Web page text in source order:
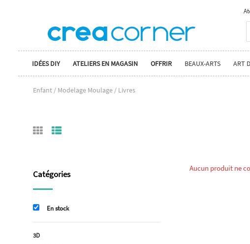
IDÉES DIY ATELIERS EN MAGASIN OFFRIR BEAUX-ARTS ART
Enfant / Modelage Moulage / Livres
Aucun produit ne
Catégories
En stock
3D